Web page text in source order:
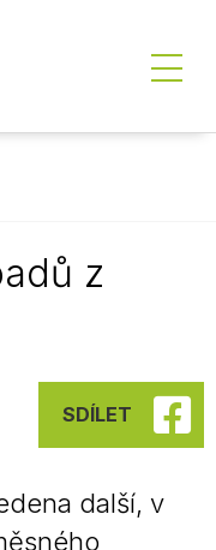
z
SDÍLET
další, v